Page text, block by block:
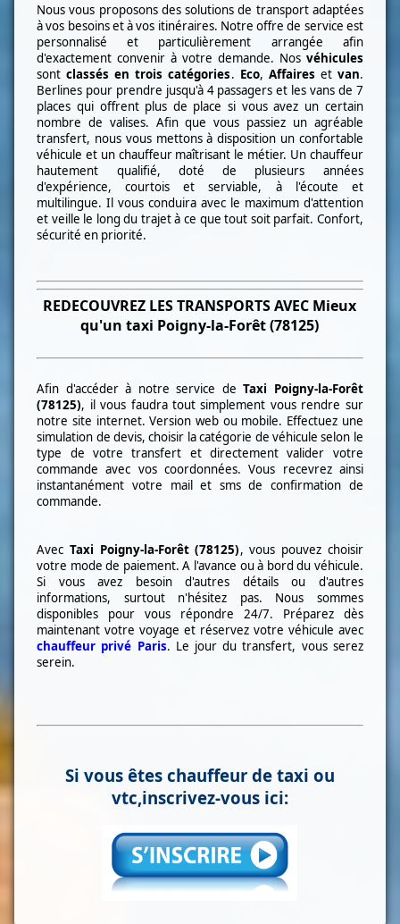
Nous vous proposons des solutions de transport adaptées
à vos besoins et à vos itinéraires. Notre offre de service est
personnalisé et particulièrement arrangée afin
d'exactement convenir à votre demande. Nos véhicules
sontclassés en trois catégories. Eco, Affaires et van.
Berlines pour prendre jusqu'à 4 passagers et les vans de 7
places qui offrent plus de place si vous avez un certain
nombre de valises. Afin que vous passiez un agréable
transfert, nous vous mettons à disposition un confortable
véhicule et un chauffeur maîtrisant le métier. Un chauffeur
hautement qualifié, doté de plusieurs années
d'expérience, courtois et serviable, à l'écoute et
multilingue. Il vous conduira avec le maximum d'attention
et veille le long du trajet à ce que tout soit parfait. Confort,
sécurité en priorité.
REDECOUVREZ LES TRANSPORTS AVEC Mieux
qu'un taxi Poigny-la-Forêt (78125)
Afin d'accéder à notre service deTaxi Poigny-la-Forêt
(78125), il vous faudra tout simplement vous rendre sur
notre site internet. Version web ou mobile. Effectuez une
simulation de devis, choisir la catégorie de véhicule selon le
type de votre transfert et directement valider votre
commande avec vos coordonnées. Vous recevrez ainsi
instantanément votre mail et sms de confirmation de
commande.
Avec Taxi Poigny-la-Forêt (78125), vous pouvez choisir
votre mode de paiement. A l'avance ou à bord du véhicule.
Si vous avez besoin d'autres détails ou d'autres
informations, surtout n'hésitez pas. Nous sommes
disponibles pour vous répondre 24/7. Préparez dès
maintenant votre voyage et réservez votre véhicule avec
chauffeur privé Paris. Le jour du transfert, vous serez
serein.
Si vous êtes chauffeur de taxi ou
vtc,inscrivez-vous ici: